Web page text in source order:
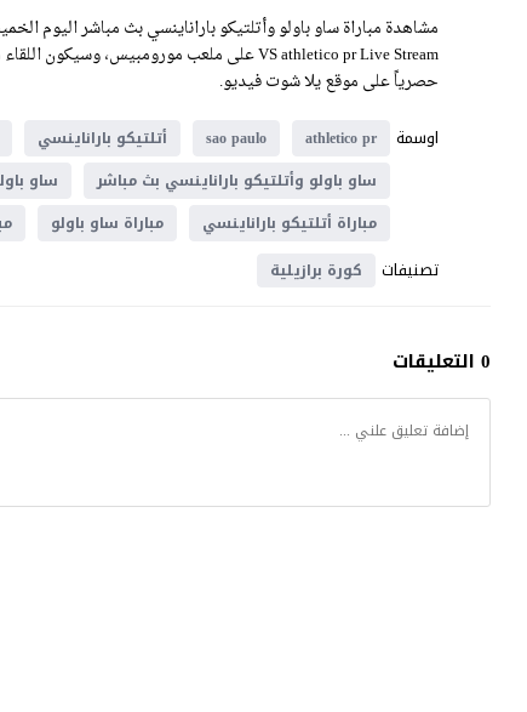
حصرياً على موقع يلا شوت فيديو.
اوسمة
athletico pr
sao paulo أتلتيكو باراناينسي
ساو باولو وأتلتيكو باراناينسي بث مباشر
ساو
مباراة أتلتيكو باراناينسي
مباراة ساو باولو
تصنيفات كورة برازيلية
0 التعليقات